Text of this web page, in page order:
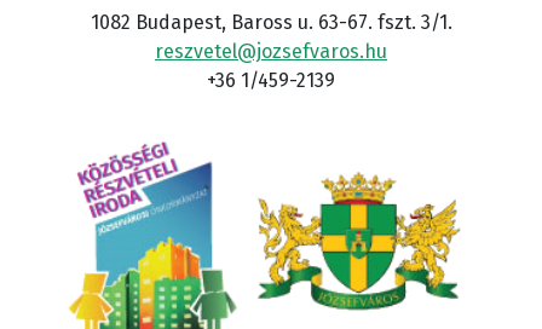
1082 Budapest, Baross u. 63-67. fszt. 3/1.
reszvetel@jozsefvaros.hu
+36 1/459-2139